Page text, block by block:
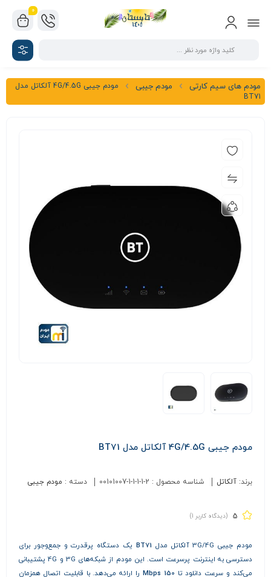
0
مودم های سیم کارتی مودم جیبی
مودم جیبی 4G/4.5G آلکاتل مدل
BT71
مودم جیبی 4G/4.5G آلکاتل مدل BT71
برند: آلکاتل شناسه محصول : 00101007-1-1-1-1-2 دسته : مودم جیبی
5 (دیدگاه کاربر 1
)
مودم جیبی 3G/4G آلکاتل مدل BT71 یک دستگاه پرقدرت و جمع‌وجور برای
دسترسی به اینترنت پرسرعت است. این مودم از شبکه‌های 3G و 4G پشتیبانی
می‌کند و سرعت دانلود تا 150 Mbps
را ارائه می‌دهد. با قابلیت اتصال همزمان